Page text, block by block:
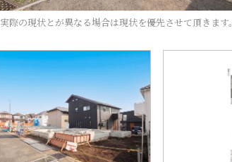
際の現状とが異なる場合は現状を優先させて頂きます。